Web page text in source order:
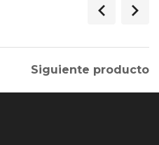
Siguiente producto